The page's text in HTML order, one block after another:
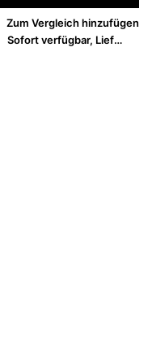
Zum Vergleich hinzufügen
Sofort verfügbar, Lieferzeit 2-4 Tage